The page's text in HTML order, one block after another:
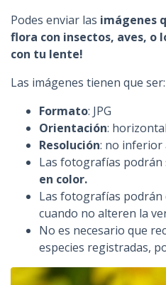
Podes enviar las imágenes
flora con insectos, aves, o
con tu lente!
Las imágenes tienen que ser:
Formato: JPG
Orientación:
Resolución: no inferior
Las fotografías podrán
en color.
Las fotografías podrán
cuando no alteren la
No es necesario que
especies registradas,